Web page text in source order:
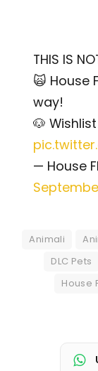
THIS IS
🙀 House
way!
🐶
— House
Animali
DLC Pets
House